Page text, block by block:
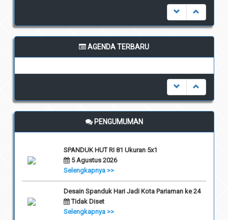
AGENDA TERBARU
PENGUMUMAN
SPANDUK HUT RI 81 Ukuran 5x1
5 Agustus 2026
Selengkapnya >>
Desain Spanduk Hari Jadi Kota Pariaman ke 24
Tidak Diset
Selengkapnya >>